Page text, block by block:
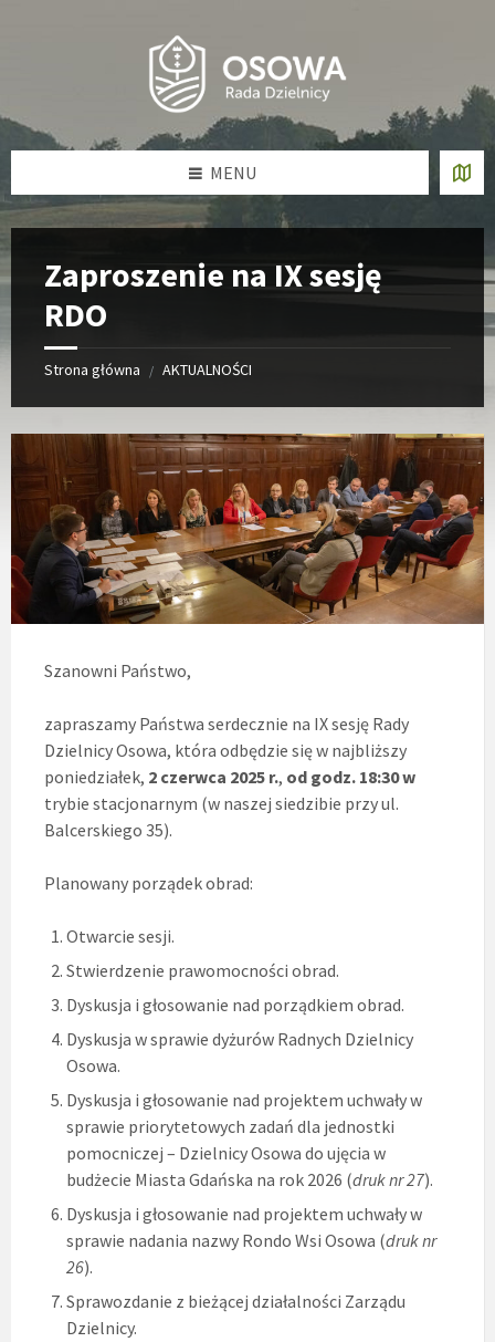
MENU
Zaproszenie na IX sesję
RDO
Strona główna / AKTUALNOŚCI
Szanowni Państwo,
zapraszamy Państwa serdecznie na IX sesję Rady
Dzielnicy Osowa, która odbędzie się w najbliższy
poniedziałek, 2 czerwca 2025 r., od godz. 18:30w
trybie stacjonarnym (w naszej siedzibie przy ul.
Balcerskiego 35).
Planowany porządek obrad:
Otwarcie sesji.
Stwierdzenie prawomocności obrad.
Dyskusja i głosowanie nad porządkiem obrad.
Dyskusja w sprawie dyżurów Radnych Dzielnicy
Osowa.
Dyskusja i głosowanie nad projektem uchwały w
sprawie priorytetowych zadań dla jednostki
pomocniczej – Dzielnicy Osowa do ujęcia w
budżecie Miasta Gdańska na rok 2026 (druk nr 27).
Dyskusja i głosowanie nad projektem uchwały w
sprawie nadania nazwy Rondo Wsi Osowa (druk nr
26).
Sprawozdanie z bieżącej działalności Zarządu
Dzielnicy.